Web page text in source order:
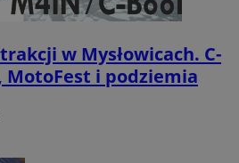
w Mysłowicach. C-
i podziemia